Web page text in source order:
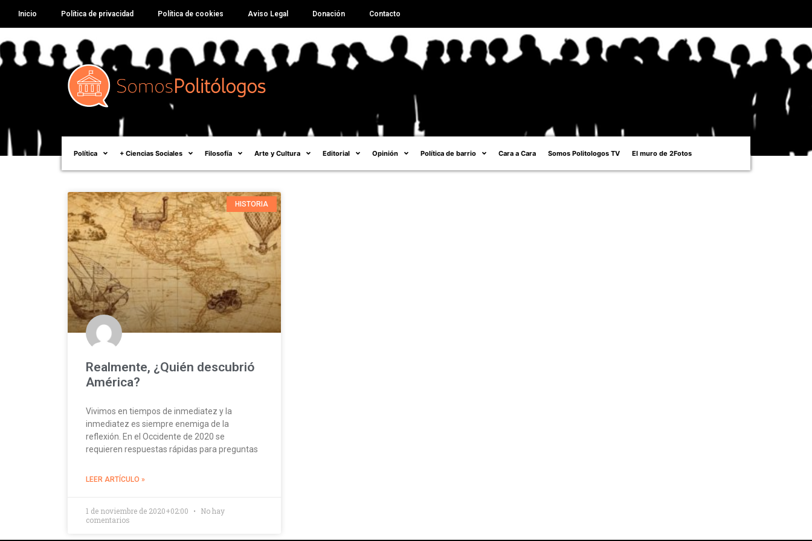
Inicio Política de privacidad Política de cookies Aviso Legal Donación Contacto
Política + Ciencias Sociales Filosofía Arte y Cultura Editorial Opinión Política de barrio Cara a Cara Somos Politologos TV El muro de 2Fotos
HISTORIA
Realmente, ¿Quién descubrió
América?
Vivimos en tiempos de inmediatez y la
inmediatez es siempre enemiga de la
reflexión. En el Occidente de 2020 se
requieren respuestas rápidas para preguntas
LEER ARTÍCULO »
1 de noviembre de 2020+02:00
No hay
comentarios